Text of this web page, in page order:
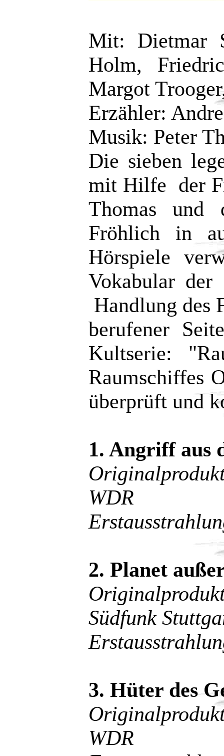
Mit: Dietmar
Holm,
Margot
Erzähler:
Musik: Peter
Die sieben
mit Hilfe der
Thomas und
Fröhlich in
Hörspiele
Vokabular der
Handlung des
berufener
Kultserie:
Raumschiffes
überprüft und
1. Angriff aus
WDR
2. Planet
Südfunk
3. Hüter des
WDR